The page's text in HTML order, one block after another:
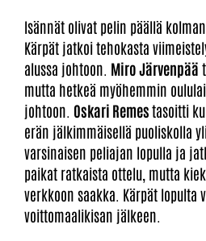
Isännät olivat pelin päällä
Kärpät jatkoi tehokasta
alussa johtoon. Miro Järvenpää
mutta hetkeä myöhemmin
johtoon. Oskari Remestasoitti
erän jälkimmäisellä puoliskolla
varsinaisen peliajan lopulla ja
paikat ratkaista ottelu, mutta
verkkoon saakka. Kärpät lopulta
voittomaalikisan jälkeen.